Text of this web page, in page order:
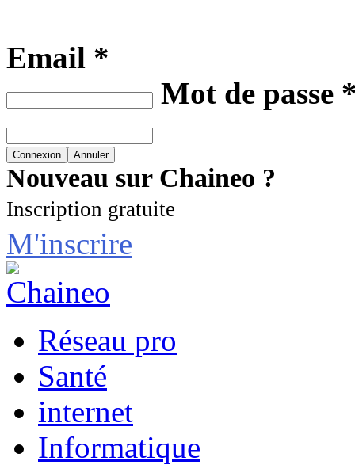
Email *
Mot de passe
Nouveau sur Chaineo ?
Inscription gratuite
M'inscrire
Réseau pro
Santé
internet
Informatique